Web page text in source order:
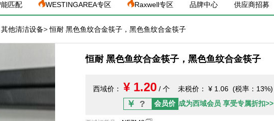
匹配 WESTINGAREA专区 Raxwell专区 品牌中心 供应商招募
其他清洁设备> 恒耐 黑色鱼纹合金筷子，黑色鱼纹合金筷子
恒耐 黑色鱼纹合金筷子，黑色鱼纹合金筷子
西域价： ¥ 1.20 / 个 未税价： ¥ 1.06 (税率：13%)
￥ ? 会员价 成为西域会员 享受专属折扣>>